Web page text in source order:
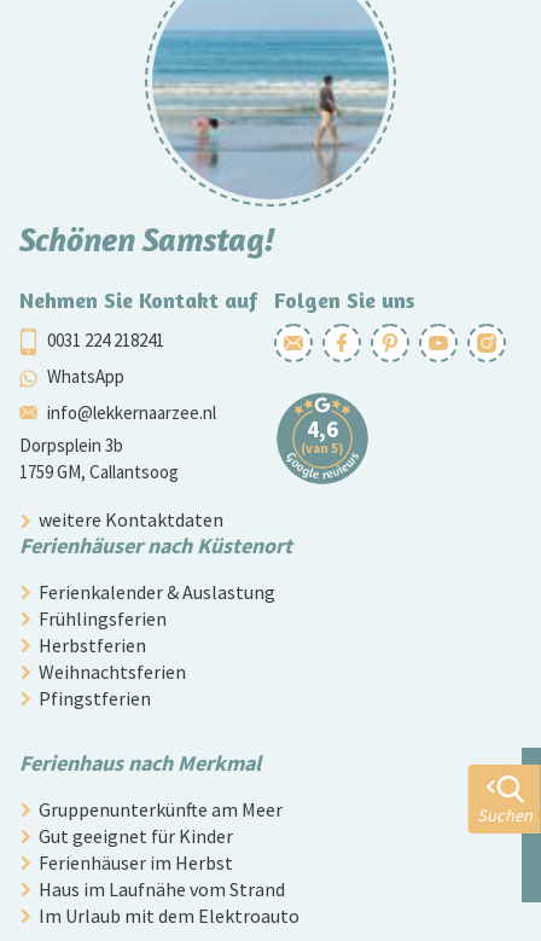
Schönen Samstag!
Nehmen Sie Kontakt auf
0031 224 218241
WhatsApp
info@lekkernaarzee.nl
Dorpsplein 3b
1759 GM, Callantsoog
Folgen Sie uns
weitere Kontaktdaten
Ferienhäuser nach Küstenort
Ferienkalender & Auslastung
Frühlingsferien
Herbstferien
Weihnachtsferien
Pfingstferien
Ferienhaus nach Merkmal
Gruppenunterkünfte am Meer
Gut geeignet für Kinder
Ferienhäuser im Herbst
Haus im Laufnähe vom Strand
Im Urlaub mit dem Elektroauto
Suchen